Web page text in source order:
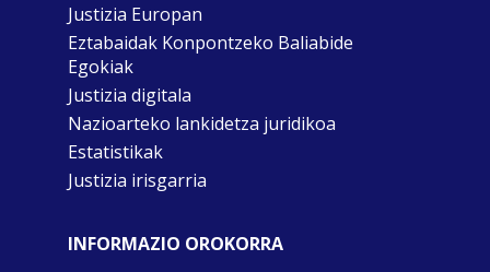
Justizia Europan
Eztabaidak Konpontzeko Baliabide
Egokiak
Justizia digitala
Nazioarteko lankidetza juridikoa
Estatistikak
Justizia irisgarria
INFORMAZIO OROKORRA